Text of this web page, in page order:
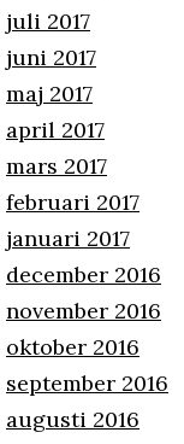
juli 2017
juni 2017
maj 2017
april 2017
mars 2017
februari 2017
januari 2017
december 2016
november 2016
oktober 2016
september 2016
augusti 2016